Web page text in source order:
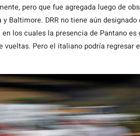
pero que fue agregada luego de
Baltimore. DRR no tiene aún
en los cuales la presencia de Pantano
vueltas. Pero el italiano podría regresar